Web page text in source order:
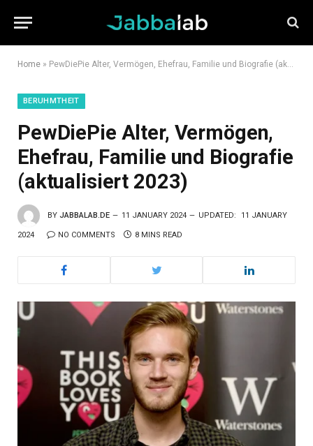
Home » PewDiePie Alter, Vermögen, Ehefrau, Familie und Biografie (aktualisiert 2023)
BERUHMTHEIT
PewDiePie Alter, Vermögen,
Ehefrau, Familie und Biografie
(aktualisiert 2023)
BY JABBALAB.DE 11 JANUARY 2024 UPDATED: 11 JANUARY
2024 NO COMMENTS 8 MINS READ